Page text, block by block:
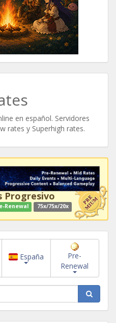
en español. Servidores
rates y Superhigh rates.
Progresivo
Renewal 75x/75x/20x
España
Pre-
Renewal